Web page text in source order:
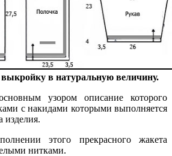
в натуральную величину.
узором описание которого
с накидами которыми выполняется
изделия.
этого прекрасного жакета
нитками.